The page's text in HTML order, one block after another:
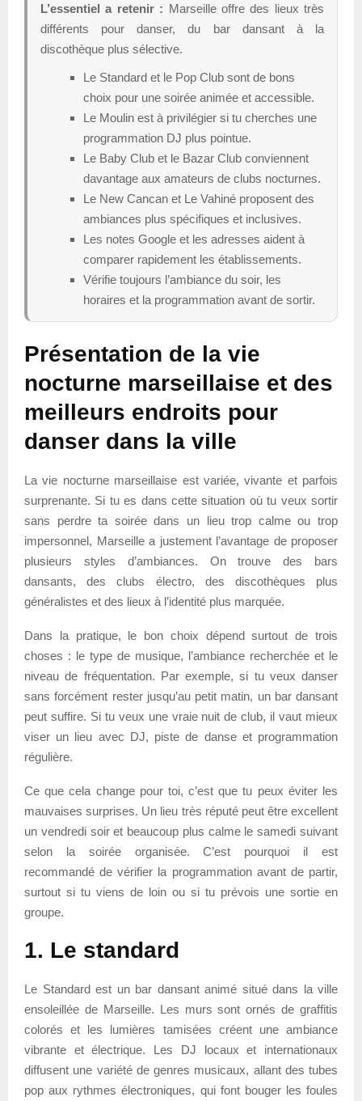
L’essentiel a retenir : Marseille offre des lieux très
différents pour danser, du bar dansant à la
discothèque plus sélective.
Le Standard et le Pop Club sont de bons
choix pour une soirée animée et accessible.
Le Moulin est à privilégier si tu cherches une
programmation DJ plus pointue.
Le Baby Club et le Bazar Club conviennent
davantage aux amateurs de clubs nocturnes.
Le New Cancan et Le Vahiné proposent des
ambiances plus spécifiques et inclusives.
Les notes Google et les adresses aident à
comparer rapidement les établissements.
Vérifie toujours l’ambiance du soir, les
horaires et la programmation avant de sortir.
Présentation de la vie
nocturne marseillaise et des
meilleurs endroits pour
danser dans la ville
La vie nocturne marseillaise est variée, vivante et parfois
surprenante. Si tu es dans cette situation où tu veux sortir
sans perdre ta soirée dans un lieu trop calme ou trop
impersonnel, Marseille a justement l’avantage de proposer
plusieurs styles d’ambiances. On trouve des bars
dansants, des clubs électro, des discothèques plus
généralistes et des lieux à l’identité plus marquée.
Dans la pratique, le bon choix dépend surtout de trois
choses : le type de musique, l’ambiance recherchée et le
niveau de fréquentation. Par exemple, si tu veux danser
sans forcément rester jusqu’au petit matin, un bar dansant
peut suffire. Si tu veux une vraie nuit de club, il vaut mieux
viser un lieu avec DJ, piste de danse et programmation
régulière.
Ce que cela change pour toi, c’est que tu peux éviter les
mauvaises surprises. Un lieu très réputé peut être excellent
un vendredi soir et beaucoup plus calme le samedi suivant
selon la soirée organisée. C’est pourquoi il est
recommandé de vérifier la programmation avant de partir,
surtout si tu viens de loin ou si tu prévois une sortie en
groupe.
1. Le standard
Le Standard est un bar dansant animé situé dans la ville
ensoleillée de Marseille. Les murs sont ornés de graffitis
colorés et les lumières tamisées créent une ambiance
vibrante et électrique. Les DJ locaux et internationaux
diffusent une variété de genres musicaux, allant des tubes
pop aux rythmes électroniques, qui font bouger les foules